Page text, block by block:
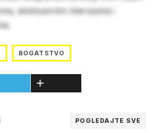
ekskluzivnim intervjuima i
BOGATSTVO
POGLEDAJTE SVE